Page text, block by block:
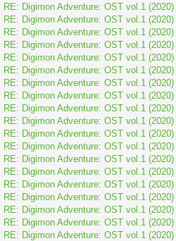
RE: Digimon Adventure: OST vol.1 (2020)
RE: Digimon Adventure: OST vol.1 (2020)
RE: Digimon Adventure: OST vol.1 (2020)
RE: Digimon Adventure: OST vol.1 (2020)
RE: Digimon Adventure: OST vol.1 (2020)
RE: Digimon Adventure: OST vol.1 (2020)
RE: Digimon Adventure: OST vol.1 (2020)
RE: Digimon Adventure: OST vol.1 (2020)
RE: Digimon Adventure: OST vol.1 (2020)
RE: Digimon Adventure: OST vol.1 (2020)
RE: Digimon Adventure: OST vol.1 (2020)
RE: Digimon Adventure: OST vol.1 (2020)
RE: Digimon Adventure: OST vol.1 (2020)
RE: Digimon Adventure: OST vol.1 (2020)
RE: Digimon Adventure: OST vol.1 (2020)
RE: Digimon Adventure: OST vol.1 (2020)
RE: Digimon Adventure: OST vol.1 (2020)
RE: Digimon Adventure: OST vol.1 (2020)
RE: Digimon Adventure: OST vol.1 (2020)